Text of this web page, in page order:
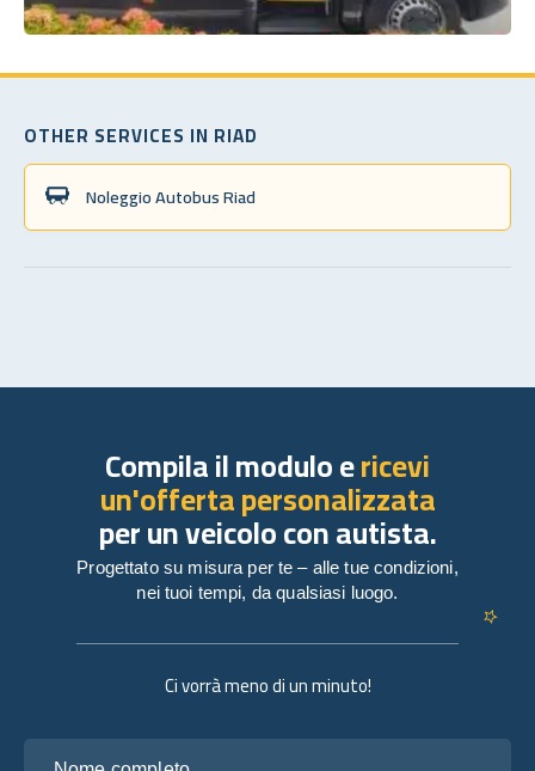
OTHER SERVICES IN RIAD
Noleggio Autobus Riad
Ci vorrà meno di un minuto!
Compila il modulo ericevi
un'offerta personalizzata
per un veicolo con autista.
Progettato su misura per te – alle tue condizioni,
nei tuoi tempi, da qualsiasi luogo.